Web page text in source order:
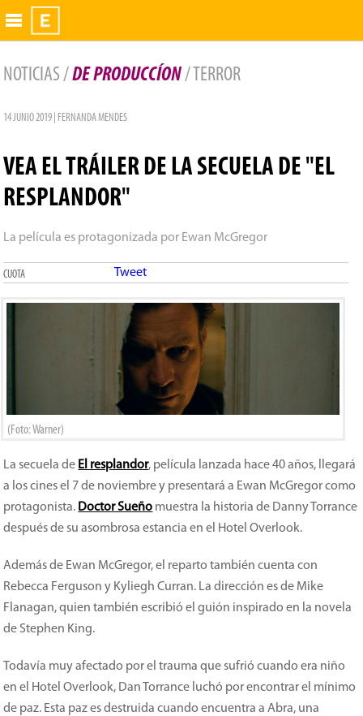
Exhibidor
NOTICIAS /DE PRODUCCÍON/ TERROR
14 JUNIO 2019 | FERNANDA MENDES
VEA EL TRÁILER DE LA SECUELA DE "EL
RESPLANDOR"
La película es protagonizada por Ewan McGregor
CUOTA Tweet
(Foto: Warner)
La secuela de El resplandor, película lanzada hace 40 años, llegará
a los cines el 7 de noviembre y presentará a Ewan McGregor como
protagonista. Doctor Sueño muestra la historia de Danny Torrance
después de su asombrosa estancia en el Hotel Overlook.
Además de Ewan McGregor, el reparto también cuenta con
Rebecca Ferguson y Kyliegh Curran. La dirección es de Mike
Flanagan, quien también escribió el guión inspirado en la novela
de Stephen King.
Todavía muy afectado por el trauma que sufrió cuando era niño
en el Hotel Overlook, Dan Torrance luchó por encontrar el mínimo
de paz. Esta paz es destruida cuando encuentra a Abra, una